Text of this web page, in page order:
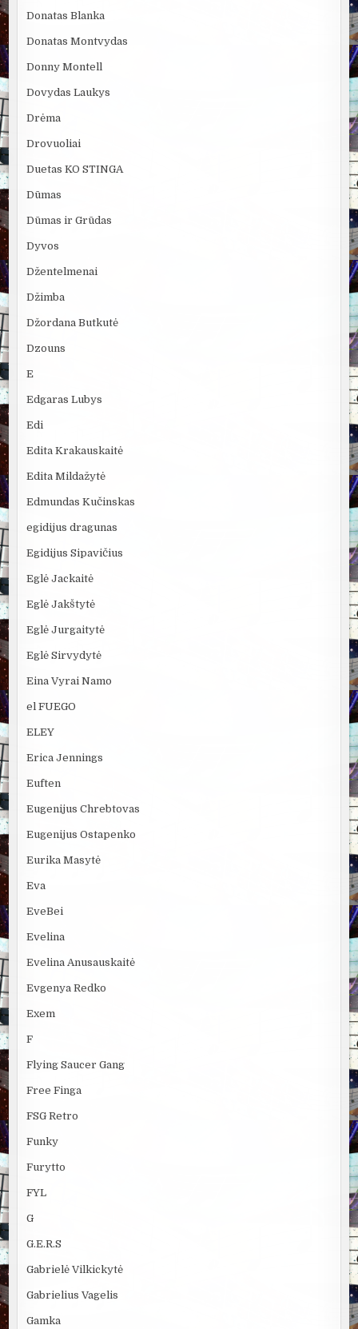
Donatas Blanka
Donatas Montvydas
Donny Montell
Dovydas Laukys
Drėma
Drovuoliai
Duetas KO STINGA
Dūmas
Dūmas ir Grūdas
Dyvos
Džentelmenai
Džimba
Džordana Butkutė
Dzouns
E
Edgaras Lubys
Edi
Edita Krakauskaitė
Edita Mildažytė
Edmundas Kučinskas
egidijus dragunas
Egidijus Sipavičius
Eglė Jackaitė
Eglė Jakštytė
Eglė Jurgaitytė
Eglė Sirvydytė
Eina Vyrai Namo
el FUEGO
ELEY
Erica Jennings
Euften
Eugenijus Chrebtovas
Eugenijus Ostapenko
Eurika Masytė
Eva
EveBei
Evelina
Evelina Anusauskaitė
Evgenya Redko
Exem
F
Flying Saucer Gang
Free Finga
FSG Retro
Funky
Furytto
FYL
G
G.E.R.S
Gabrielė Vilkickytė
Gabrielius Vagelis
Gamka